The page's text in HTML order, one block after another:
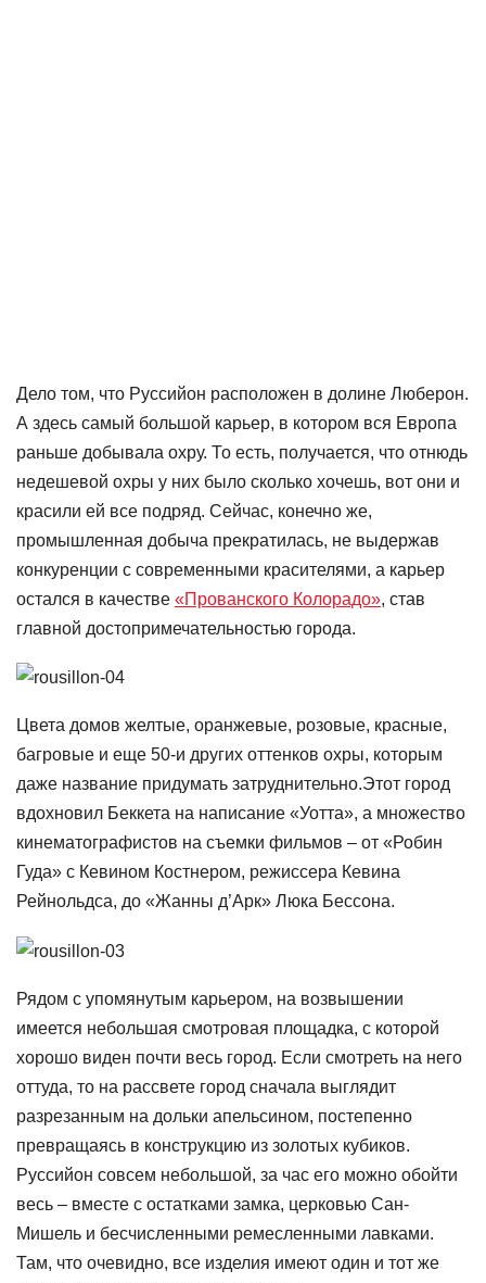
Дело том, что Руссийон расположен в долине Люберон.
А здесь самый большой карьер, в котором вся Европа
раньше добывала охру. То есть, получается, что отнюдь
недешевой охры у них было сколько хочешь, вот они и
красили ей все подряд. Сейчас, конечно же,
промышленная добыча прекратилась, не выдержав
конкуренции с современными красителями, а карьер
остался в качестве «Прованского Колорадо», став
главной достопримечательностью города.
Цвета домов желтые, оранжевые, розовые, красные,
багровые и еще 50-и других оттенков охры, которым
даже название придумать затруднительно.Этот город
вдохновил Беккета на написание «Уотта», а множество
кинематографистов на съемки фильмов – от «Робин
Гуда» с Кевином Костнером, режиссера Кевина
Рейнольдса, до «Жанны д’Арк» Люка Бессона.
Рядом с упомянутым карьером, на возвышении
имеется небольшая смотровая площадка, с которой
хорошо виден почти весь город. Если смотреть на него
оттуда, то на рассвете город сначала выглядит
разрезанным на дольки апельсином, постепенно
превращаясь в конструкцию из золотых кубиков.
Руссийон совсем небольшой, за час его можно обойти
весь – вместе с остатками замка, церковью Сан-
Мишель и бесчисленными ремесленными лавками.
Там, что очевидно, все изделия имеют один и тот же